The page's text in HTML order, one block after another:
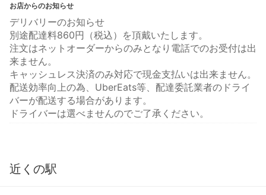
お店からのお知らせ
デリバリーのお知らせ
別途配達料860円（税込）を頂戴いたします。
注文はネットオーダーからのみとなり電話でのお受付は出
来ません。
キャッシュレス決済のみ対応で現金支払いは出来ません。
配送効率向上の為、UberEats等、配達委託業者のドライ
バーが配送する場合があります。
ドライバーは選べませんのでご了承ください。
近くの駅